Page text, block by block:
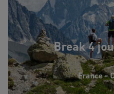
Break 4
France -